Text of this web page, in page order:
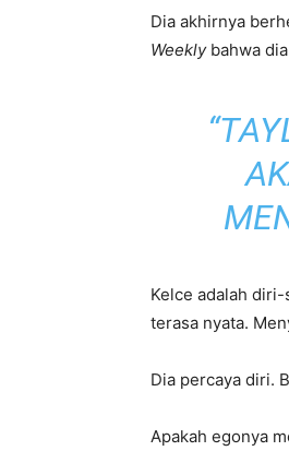
Dia akhirnya
Weeklybahwa
Kelce adalah
terasa nyata.
Dia percaya diri.
Apakah egonya